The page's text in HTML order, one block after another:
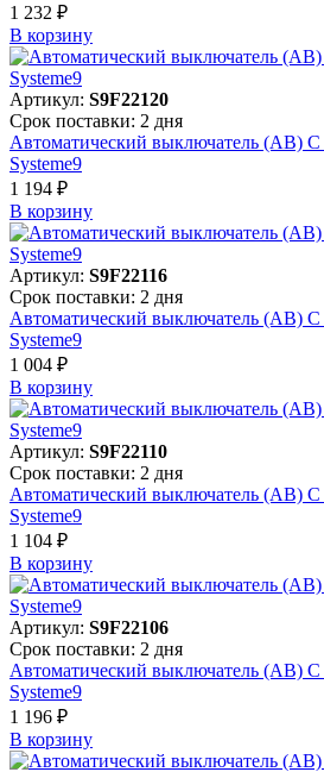
1 232 ₽
В корзинy
Артикул: S9F22120
Срок поставки: 2 дня
Автоматический выключатель (АВ)
Systeme9
1 194 ₽
В корзинy
Артикул: S9F22116
Срок поставки: 2 дня
Автоматический выключатель (АВ)
Systeme9
1 004 ₽
В корзинy
Артикул: S9F22110
Срок поставки: 2 дня
Автоматический выключатель (АВ)
Systeme9
1 104 ₽
В корзинy
Артикул: S9F22106
Срок поставки: 2 дня
Автоматический выключатель (АВ)
Systeme9
1 196 ₽
В корзинy